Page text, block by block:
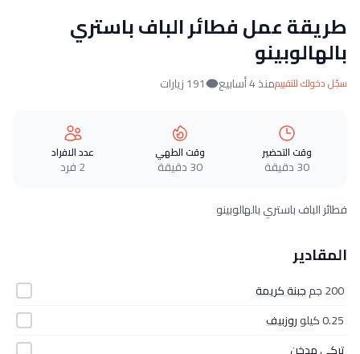
طريقة عمل فطائر الباف باستري
بالهالوبينو
سجّل دخولك للتقييممنذ 4 أسابيع 191 زيارات
وقت التحضير
30 دقيقة
وقت الطهي
30 دقيقة
عدد الافراد
2 فرد
فطائر الباف باستري بالهالوبينو
المقادير
200 جم
جبنة كريمة
0.25 كيلو
روزبيف